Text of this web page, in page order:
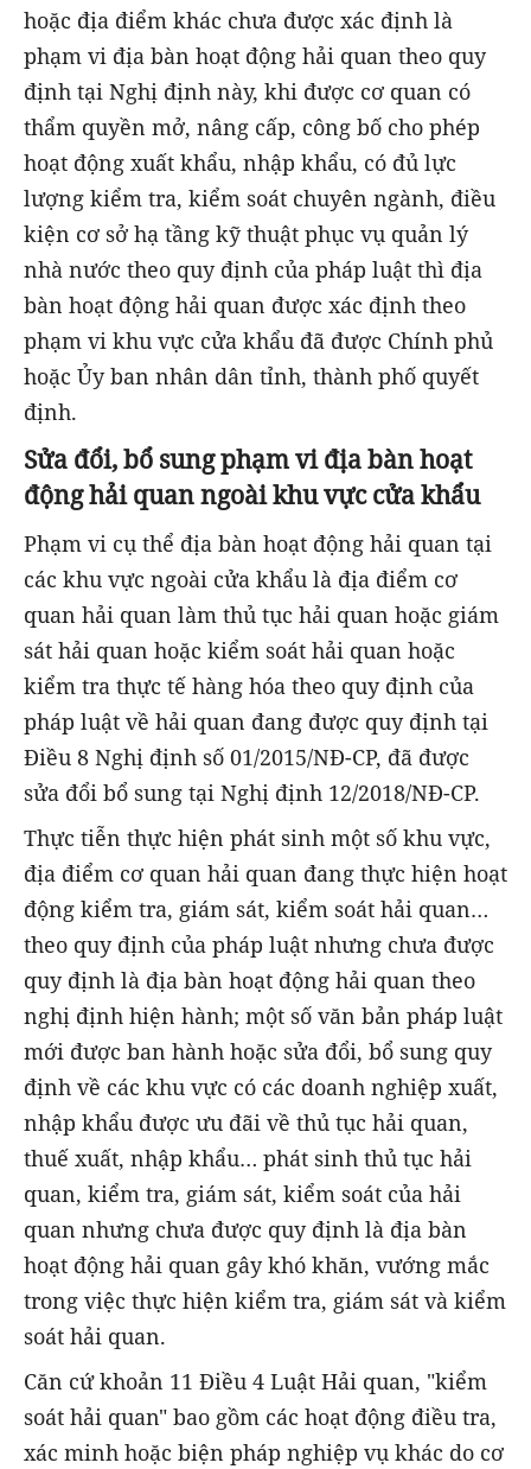
hoặc địa điểm khác chưa được xác định là
phạm vi địa bàn hoạt động hải quan theo quy
định tại Nghị định này, khi được cơ quan có
thẩm quyền mở, nâng cấp, công bố cho phép
hoạt động xuất khẩu, nhập khẩu, có đủ lực
lượng kiểm tra, kiểm soát chuyên ngành, điều
kiện cơ sở hạ tầng kỹ thuật phục vụ quản lý
nhà nước theo quy định của pháp luật thì địa
bàn hoạt động hải quan được xác định theo
phạm vi khu vực cửa khẩu đã được Chính phủ
hoặc Ủy ban nhân dân tỉnh, thành phố quyết
định.
Sửa đổi, bổ sung phạm vi địa bàn hoạt
động hải quan ngoài khu vực cửa khẩu
Phạm vi cụ thể địa bàn hoạt động hải quan tại
các khu vực ngoài cửa khẩu là địa điểm cơ
quan hải quan làm thủ tục hải quan hoặc giám
sát hải quan hoặc kiểm soát hải quan hoặc
kiểm tra thực tế hàng hóa theo quy định của
pháp luật về hải quan đang được quy định tại
Điều 8 Nghị định số 01/2015/NĐ-CP, đã được
sửa đổi bổ sung tại Nghị định 12/2018/NĐ-CP.
Thực tiễn thực hiện phát sinh một số khu vực,
địa điểm cơ quan hải quan đang thực hiện hoạt
động kiểm tra, giám sát, kiểm soát hải quan…
theo quy định của pháp luật nhưng chưa được
quy định là địa bàn hoạt động hải quan theo
nghị định hiện hành; một số văn bản pháp luật
mới được ban hành hoặc sửa đổi, bổ sung quy
định về các khu vực có các doanh nghiệp xuất,
nhập khẩu được ưu đãi về thủ tục hải quan,
thuế xuất, nhập khẩu… phát sinh thủ tục hải
quan, kiểm tra, giám sát, kiểm soát của hải
quan nhưng chưa được quy định là địa bàn
hoạt động hải quan gây khó khăn, vướng mắc
trong việc thực hiện kiểm tra, giám sát và kiểm
soát hải quan.
Căn cứ khoản 11 Điều 4 Luật Hải quan, "kiểm
soát hải quan" bao gồm các hoạt động điều tra,
xác minh hoặc biện pháp nghiệp vụ khác do cơ